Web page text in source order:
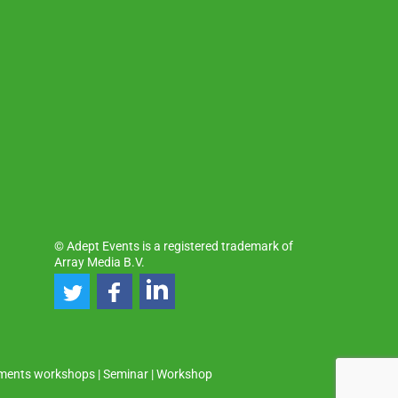
© Adept Events is a registered trademark of
Array Media B.V.
workshops |Seminar |Workshop